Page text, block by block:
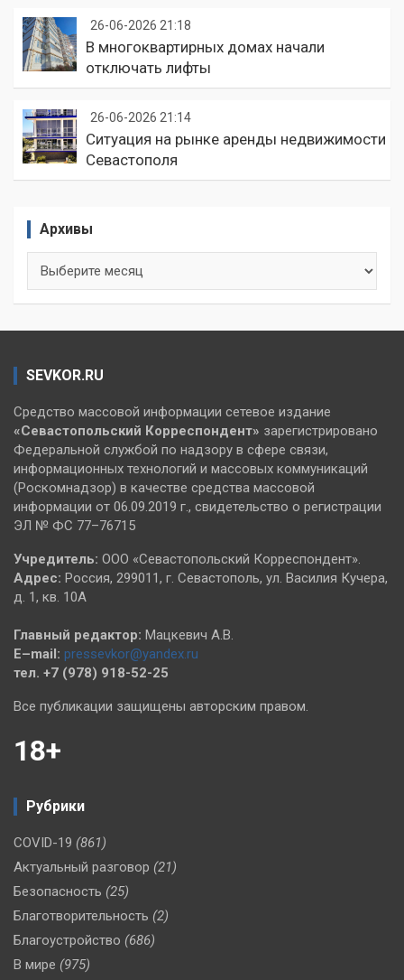
26-06-2026 21:18
В многоквартирных домах начали
отключать лифты
26-06-2026 21:14
Ситуация на рынке аренды недвижимости
Севастополя
Архивы
SEVKOR.RU
Средство массовой информации сетевое издание
«Севастопольский Корреспондент» зарегистрировано
Федеральной службой по надзору в сфере связи,
информационных технологий и массовых коммуникаций
(Роскомнадзор) в качестве средства массовой
информации от 06.09.2019 г., свидетельство о регистрации
ЭЛ № ФС 77–76715
Учредитель: ООО «Севастопольский Корреспондент».
Адрес: Россия, 299011, г. Севастополь, ул. Василия Кучера,
д. 1, кв. 10А
Главный редактор: Мацкевич А.В.
E–mail: pressevkor@yandex.ru
тел. +7 (978) 918-52-25
Все публикации защищены авторским правом.
18+
Рубрики
COVID-19 (861)
Актуальный разговор (21)
Безопасность (25)
Благотворительность (2)
Благоустройство (686)
В мире (975)